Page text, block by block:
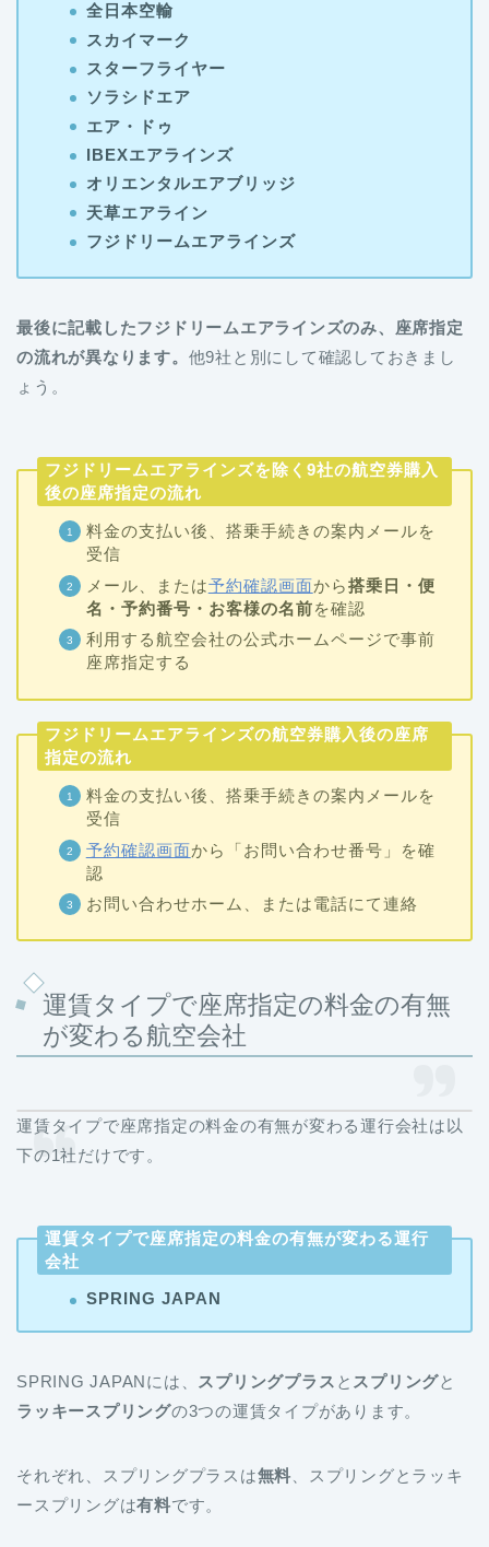
全日本空輸
スカイマーク
スターフライヤー
ソラシドエア
エア・ドゥ
IBEXエアラインズ
オリエンタルエアブリッジ
天草エアライン
フジドリームエアラインズ
最後に記載したフジドリームエアラインズのみ、座席指定
の流れが異なります。 他9社と別にして確認しておきまし
ょう。
フジドリームエアラインズを除く9社の航空券購入
後の座席指定の流れ
料金の支払い後、搭乗手続きの案内メールを
受信
メール、または予約確認画面から搭乗日・便
名・予約番号・お客様の名前を確認
利用する航空会社の公式ホームページで事前
座席指定する
フジドリームエアラインズの航空券購入後の座席
指定の流れ
料金の支払い後、搭乗手続きの案内メールを
受信
予約確認画面から「お問い合わせ番号」を確
認
お問い合わせホーム、または電話にて連絡
運賃タイプで座席指定の料金の有無
が変わる航空会社
運賃タイプで座席指定の料金の有無が変わる運行会社は以
下の1社だけです。
運賃タイプで座席指定の料金の有無が変わる運行
会社
SPRING JAPAN
SPRING JAPANには、 スプリングプラス と スプリングと
ラッキースプリングの3つの運賃タイプがあります。
それぞれ、スプリングプラスは無料 、スプリングとラッキ
ースプリングは有料です。